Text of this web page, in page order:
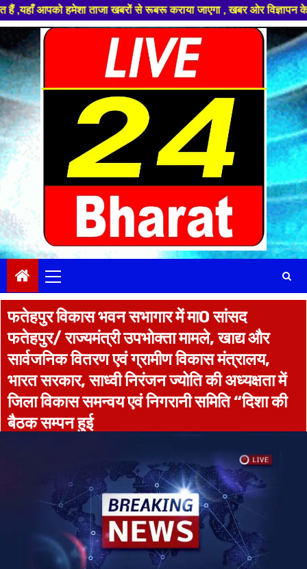
ताजा खबरों से रूबरू कराया जाएगा , खबर ओर विज्ञापन के लिए
to
content
Menu
फतेहपुर विकास भवन सभागार में मा0 सांसद
फतेहपुर/ राज्यमंत्री उपभोक्ता मामले, खाद्य और
सार्वजनिक वितरण एवं ग्रामीण विकास मंत्रालय,
भारत सरकार, साध्वी निरंजन ज्योति की अध्यक्षता में
जिला विकास समन्वय एवं निगरानी समिति “दिशा की
बैठक सम्पन हुई